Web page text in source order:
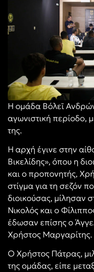
Η ομάδα Βόλεϊ
αγωνιστική περίοδο,
της.
Η αρχή έγινε στην
Βικελίδης», όπου η
και ο προπονητής,
στίγμα για τη σεζόν
διοικούσας, μίλησαν
Νικολός και ο
έδωσαν επίσης ο
Χρήστος Μαργαρίτης.
Ο Χρήστος Πάτρας,
της ομάδας, είπε